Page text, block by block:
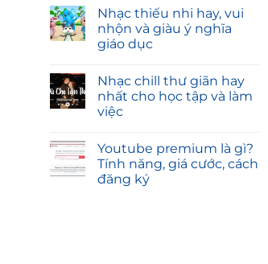
Nhạc thiếu nhi hay, vui
nhộn và giàu ý nghĩa
giáo dục
Nhạc chill thư giãn hay
nhất cho học tập và làm
việc
Youtube premium là gì?
Tính năng, giá cước, cách
đăng ký